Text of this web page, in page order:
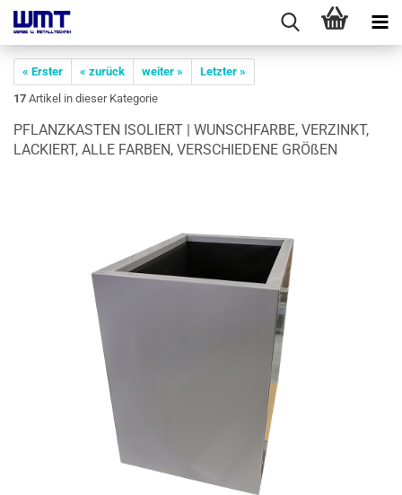
« Erster « zurück weiter »
Letzter »
17 Artikel in dieser Kategorie
PFLANZ­KAS­TEN ISO­LIERT | WUNSCH­FAR­BE, VER­ZINKT,
LA­CKIERT, ALLE FAR­BEN, VER­SCHIE­DE­NE GRÖ­ßEN